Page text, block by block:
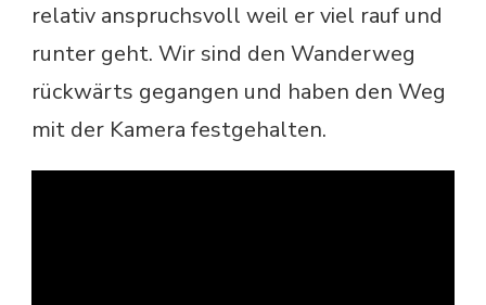
relativ anspruchsvoll weil er viel rauf und
runter geht. Wir sind den Wanderweg
rückwärts gegangen und haben den Weg
mit der Kamera festgehalten.